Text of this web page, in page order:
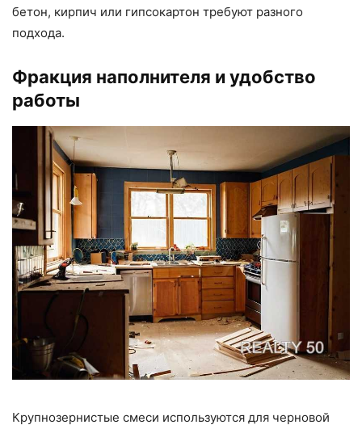
бетон, кирпич или гипсокартон требуют разного
подхода.
Фракция наполнителя и удобство
работы
Крупнозернистые смеси используются для черновой